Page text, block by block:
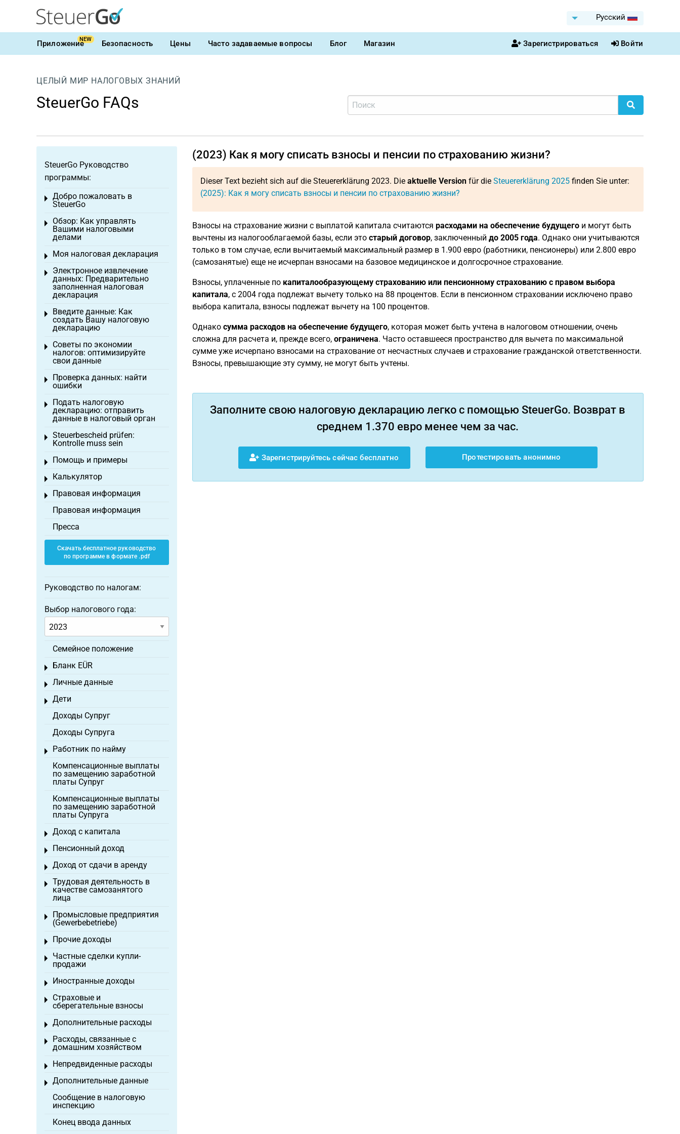
Pусский
ПриложениеNEW Безопасность Цены Часто задаваемые вопросы Блог Магазин Зарегистрироваться Войти
ЦЕЛЫЙ МИР НАЛОГОВЫХ ЗНАНИЙ
SteuerGo FAQs
(2023) Как я могу списать взносы и пенсии по страхованию жизни?
Dieser Text bezieht sich auf die Steuererklärung 2023. Die aktuelle Versionfür die Steuererklärung 2025finden Sie unter:
(2025): Как я могу списать взносы и пенсии по страхованию жизни?
Взносы на страхование жизни с выплатой капитала считаются расходами на обеспечение будущегои могут быть
вычтены из налогооблагаемой базы, если это старый договор, заключенный до 2005 года. Однако они учитываются
только в том случае, если вычитаемый максимальный размер в 1.900 евро (работники, пенсионеры) или 2.800 евро
(самозанятые) еще не исчерпан взносами на базовое медицинское и долгосрочное страхование.
Взносы, уплаченные по капиталообразующему страхованию или пенсионному страхованию с правом выбора
капитала, с 2004 года подлежат вычету только на 88 процентов. Если в пенсионном страховании исключено право
выбора капитала, взносы подлежат вычету на 100 процентов.
Однако сумма расходов на обеспечение будущего, которая может быть учтена в налоговом отношении, очень
сложна для расчета и, прежде всего, ограничена. Часто оставшееся пространство для вычета по максимальной
сумме уже исчерпано взносами на страхование от несчастных случаев и страхование гражданской ответственности.
Взносы, превышающие эту сумму, не могут быть учтены.
Заполните свою налоговую декларацию легко с помощью SteuerGo. Возврат в
среднем 1.370 евро менее чем за час.
Зарегистрируйтесь сейчас бесплатно Протестировать анонимно
SteuerGo Руководство
программы:
Добро пожаловать в
SteuerGo
Toggle menu
Обзор: Как управлять
Вашими налоговыми
делами
Toggle menu
Моя налоговая декларация
Toggle menu
Электронное извлечение
данных: Предварительно
заполненная налоговая
декларация
Toggle menu
Введите данные: Как
создать Вашу налоговую
декларацию
Toggle menu
Советы по экономии
налогов: оптимизируйте
свои данные
Toggle menu
Проверка данных: найти
ошибки
Toggle menu
Подать налоговую
декларацию: отправить
данные в налоговый орган
Toggle menu
Steuerbescheid prüfen:
Kontrolle muss sein
Toggle menu
Помощь и примеры
Toggle menu
Калькулятор
Toggle menu
Правовая информация
Toggle menu
Правовая информация
Пресса
Скачать бесплатное руководство
по программе в формате .pdf
Руководство по налогам:
Выбор налогового года:
Семейное положение
Бланк EÜR
Toggle menu
Личные данные
Toggle menu
Дети
Toggle menu
Доходы Супруг
Доходы Супруга
Работник по найму
Toggle menu
Компенсационные выплаты
по замещению заработной
платы Супруг
Компенсационные выплаты
по замещению заработной
платы Супруга
Доход с капитала
Toggle menu
Пенсионный доход
Toggle menu
Доход от сдачи в аренду
Toggle menu
Трудовая деятельность в
качестве самозанятого
лица
Toggle menu
Промысловые предприятия
(Gewerbebetriebe)
Toggle menu
Прочие доходы
Toggle menu
Частные сделки купли-
продажи
Toggle menu
Иностранные доходы
Toggle menu
Страховые и
сберегательные взносы
Toggle menu
Дополнительные расходы
Toggle menu
Расходы, связанные с
домашним хозяйством
Toggle menu
Непредвиденные расходы
Toggle menu
Дополнительные данные
Toggle menu
Сообщение в налоговую
инспекцию
Конец ввода данных